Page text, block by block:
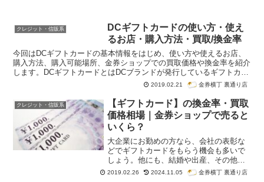
クレジット・信販系
DCギフトカードの使い方・使え
るお店・購入方法・買取/換金率
今回はDCギフトカードの基本情報をはじめ、使い方や使えるお店、
購入方法、購入可能場所、金券ショップでの買取価格や換金率を紹介
します。DCギフトカードとはDCブランドが発行しているギフトカー
ドですが、現在では三菱UFJニコスに吸収合併されています。有効期
ので、DCギフトカードは今でも利用できます。なお、額面
は500円・1,000円・5,000円の3種類が発行されています。また、利
用時にお釣りが出ませんし、ポイントもつかない
ことが多いです。金
券ショップでの販売価格は額面の97％～99％程度 、 換金率は94％～
96％程度です。金券ショップで購入するのは難しい商品ですが、買
取・換金は比較的簡単にできます。換金率は都心の金券ショップほど
高くなるでしょう。
2019.02.21 金券横丁 裏通り店
クレジット・信販系
【ギフトカード】の換金率・買取
価格相場｜金券ショップで売ると
いくら？
大企業にお勤めの方なら、会社の表彰な
どでギフトカードをもらう機会も多いで
しょう。他にも、結婚や出産、その他お
祝い事でギフトカードをもらうケースも
考えられます。男性に多いのですが、ギ
2019.02.26 2024.11.05 金券横丁 裏通り店